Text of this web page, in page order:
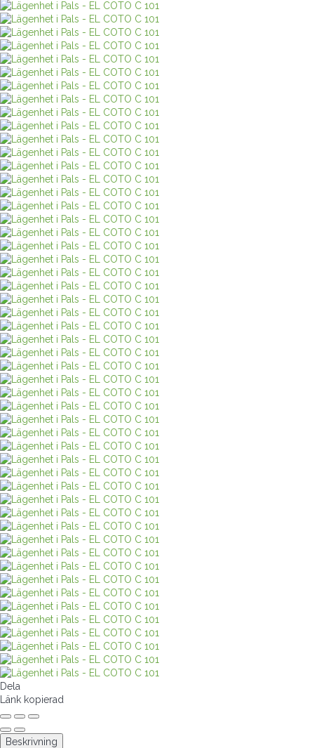
Dela
Länk kopierad
Beskrivning